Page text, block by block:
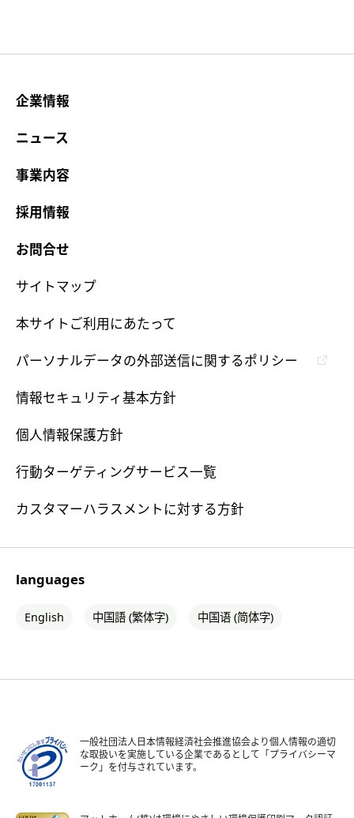
企業情報
ニュース
事業内容
採用情報
お問合せ
サイトマップ
本サイトご利用にあたって
パーソナルデータの外部送信に関するポリシー
情報セキュリティ基本方針
個人情報保護方針
行動ターゲティングサービス一覧
カスタマーハラスメントに対する方針
languages
English 中国語 (繁体字) 中国语 (简体字)
一般社団法人日本情報経済社会推進協会より個人情報の適切
な取扱いを実施している企業であるとして「プライバシーマ
ーク」を付与されています。